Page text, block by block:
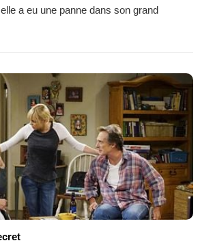
a eu une panne dans son grand